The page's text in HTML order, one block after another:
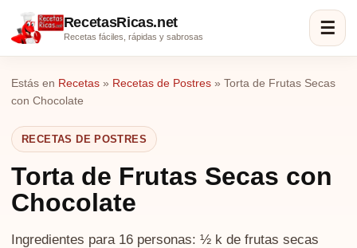
RecetasRicas.net
Recetas fáciles, rápidas y sabrosas ☰
Estás en Recetas » Recetas de Postres » Torta de Frutas Secas
con Chocolate
RECETAS DE POSTRES
Torta de Frutas Secas con
Chocolate
Ingredientes para 16 personas: ½ k de frutas secas